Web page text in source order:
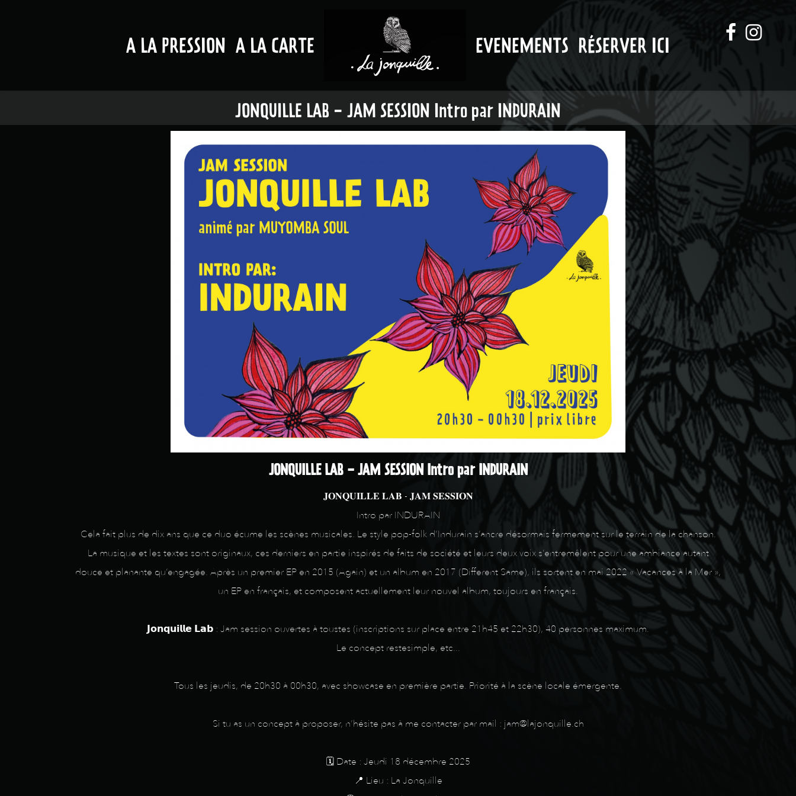
A LA PRESSION A LA CARTE EVENEMENTS RÉSERVER ICI
JONQUILLE LAB - JAM SESSION Intro par INDURAIN
JONQUILLE LAB - JAM SESSION Intro par INDURAIN
𝐉𝐎𝐍𝐐𝐔𝐈𝐋𝐋𝐄 𝐋𝐀𝐁 - 𝐉𝐀𝐌 𝐒𝐄𝐒𝐒𝐈𝐎𝐍
Intro par INDURAIN
Cela fait plus de dix ans que ce duo écume les scènes musicales. Le style pop-folk d’Indurain s’ancre désormais fermement sur le terrain de la chanson.
La musique et les textes sont originaux, ces derniers en partie inspirés de faits de société et leurs deux voix s’entremêlent pour une ambiance autant
douce et planante qu’engagée. Après un premier EP en 2015 (Again) et un album en 2017 (Different Same), ils sortent en mai 2022 « Vacances à la Mer »,
un EP en français, et composent actuellement leur nouvel album, toujours en français.
𝗝𝗼𝗻𝗾𝘂𝗶𝗹𝗹𝗲 𝗟𝗮𝗯 : Jam session ouvertes à toustes (inscriptions sur place entre 21h45 et 22h30), 40 personnes maximum.
Le concept restesimple, etc...
Tous les jeudis, de 20h30 à 00h30, avec showcase en première partie. Priorité à la scène locale émergente.
Si tu as un concept à proposer, n’hésite pas à me contacter par mail : jam@lajonquille.ch
🗓️ Date : Jeudi 18 décembre 2025
📍 Lieu : La Jonquille